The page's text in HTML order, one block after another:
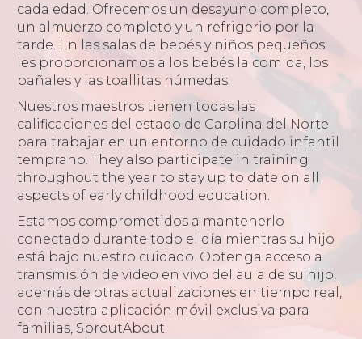
cada edad. Ofrecemos un desayuno completo,
un almuerzo completo y un refrigerio por la
tarde. En las salas de bebés y niños pequeños
les proporcionamos a los bebés la comida, los
pañales y las toallitas húmedas.
Nuestros maestros tienen todas las
calificaciones del estado de Carolina del Norte
para trabajar en un entorno de cuidado infantil
temprano. They also participate in training
throughout the year to stay up to date on all
aspects of early childhood education.
Estamos comprometidos a mantenerlo
conectado durante todo el día mientras su hijo
está bajo nuestro cuidado. Obtenga acceso a
transmisión de video en vivo del aula de su hijo,
además de otras actualizaciones en tiempo real,
con nuestra aplicación móvil exclusiva para
familias, SproutAbout.